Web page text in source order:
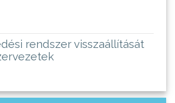
rendszer visszaállítását